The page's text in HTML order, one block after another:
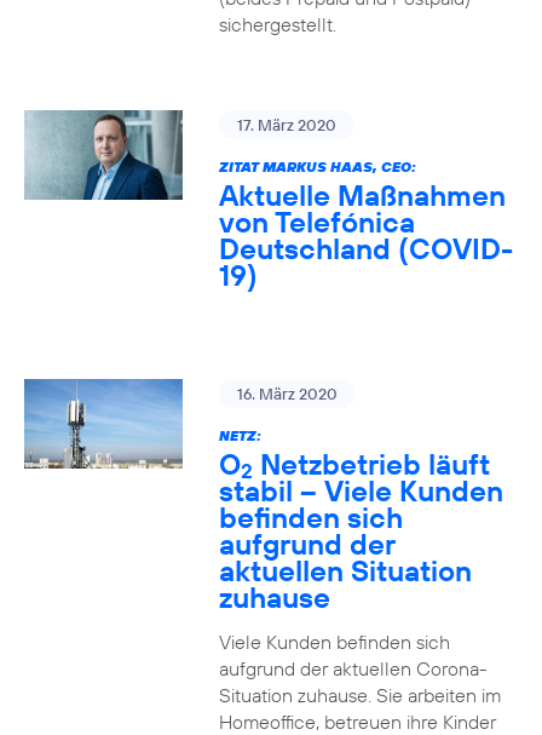
sichergestellt.
17. März 2020
ZITAT MARKUS HAAS, CEO:
Aktuelle Maßnahmen
von Telefónica
Deutschland (COVID-
19)
16. März 2020
NETZ:
O2 Netzbetrieb läuft
stabil – Viele Kunden
befinden sich
aufgrund der
aktuellen Situation
zuhause
Viele Kunden befinden sich
aufgrund der aktuellen Corona-
Situation zuhause. Sie arbeiten im
Homeoffice, betreuen ihre Kinder